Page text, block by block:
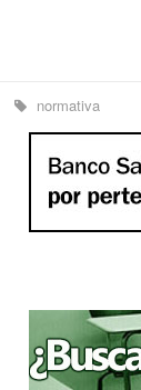
normativa